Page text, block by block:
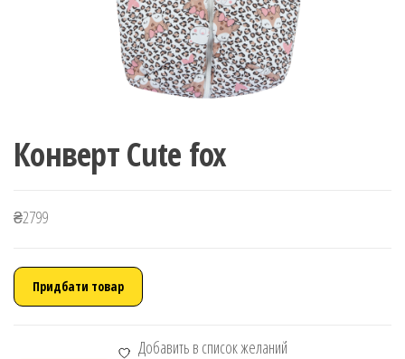
Конверт Cute fox
₴2799
Придбати товар
Добавить в список желаний